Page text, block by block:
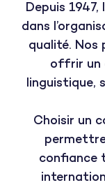
Depuis
dans
qualité. Nos
offrir un
linguistique,
Choisir un
confiance